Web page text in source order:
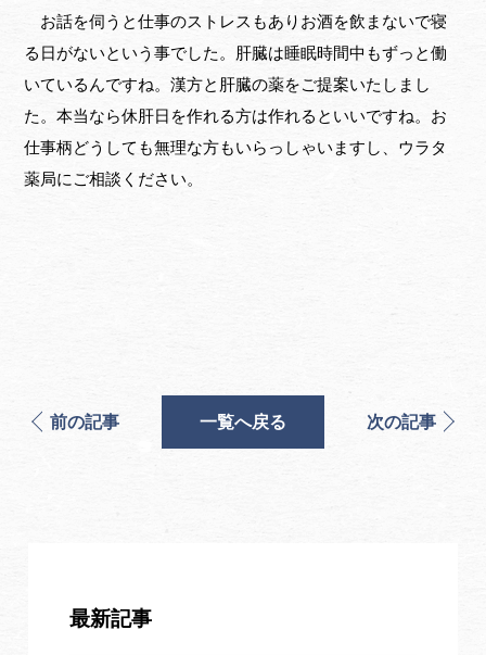
お話を伺うと仕事のストレスもありお酒を飲まないで寝
る日がないという事でした。肝臓は睡眠時間中もずっと働
いているんですね。漢方と肝臓の薬をご提案いたしまし
た。本当なら休肝日を作れる方は作れるといいですね。お
仕事柄どうしても無理な方もいらっしゃいますし、ウラタ
薬局にご相談ください。
前の記事 一覧へ戻る 次の記事
最新記事